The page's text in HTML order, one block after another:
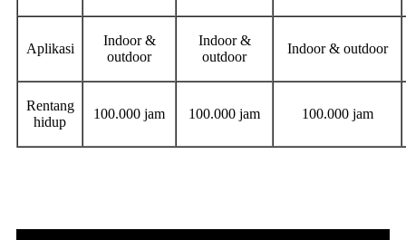
Aplikasi
Indoor &
outdoor
Indoor &
outdoor
Indoor & outdoor
Rentang
hidup
100.000 jam 100.000 jam 100.000 jam